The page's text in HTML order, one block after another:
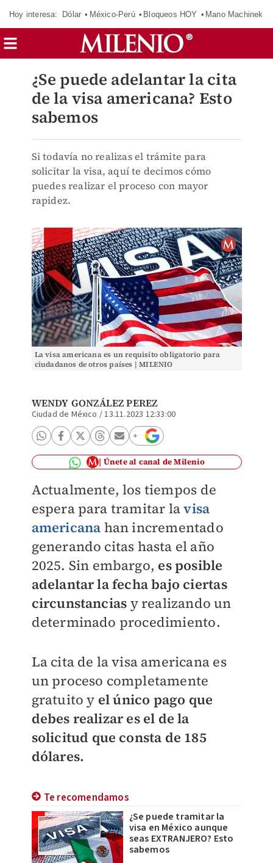
Hoy interesa: Dólar México-Perú Bloqueos HOY Mano Machinek
¿Se puede adelantar la cita
de la visa americana? Esto
sabemos
Si todavía no realizas el trámite para
solicitar la visa, aquí te decimos cómo
puedes realizar el proceso con mayor
rapidez.
La visa americana es un requisito obligatorio para
ciudadanos de otros países | MILENIO
WENDY GONZÁLEZ PEREZ
Ciudad de México /13.11.2023 12:33:00
Únete al canal de Milenio
Actualmente, los tiempos de
espera para tramitar lavisa
americana han incrementado
generando citas hasta el año
2025. Sin embargo, es posible
adelantar la fecha bajo ciertas
circunstancias y realizando un
determinado procedimiento.
La cita de la visa americana es
un proceso completamente
gratuito y el único pago que
debes realizar es el de la
solicitud que consta de 185
dólares.
Te recomendamos
¿Se puede tramitar la
visa en México aunque
seas EXTRANJERO? Esto
sabemos